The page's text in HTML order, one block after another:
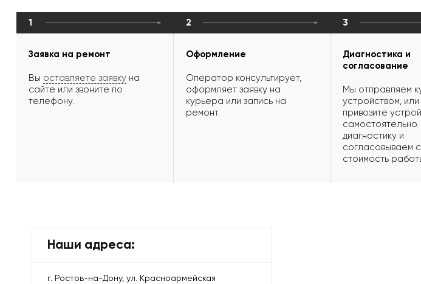
1
Заявка на ремонт
Вы оставляете заявку на
сайте или звоните по
телефону.
2
Оформление
Оператор консультирует,
оформляет заявку на
курьера или запись на
ремонт.
3
Диагностика и
согласование
Мы отправляем
устройством,
привозите
диагностику и
согласовываем
стоимость
Наши адреса:
г. Ростов-на-Дону, ул. Красноармейская